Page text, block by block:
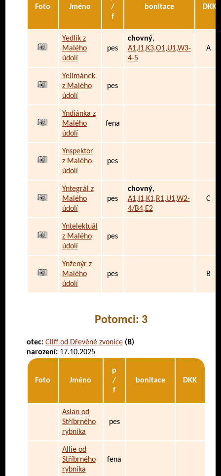
Foto Jméno
/
f
bonitace DKK
Yedlík z
Malého
údolí
pes
chovný,
A1,I1,K3,O1,U1,W3-
4-5
A
Yelimánek
z Malého
údolí
pes
Yndiánka z
Malého
údolí
fena
Ynspektor
z Malého
údolí
pes
Yntegrál z
Malého
údolí
pes
chovný,
A1,I1,K1,R1,U1,W2-
4/B4,E2
C
Yntelektuál
z Malého
údolí
pes
Ynženýr z
Malého
údolí
pes B
Potomci: 3
otec: Cliff od Dřevěné zvonice (B)
narození: 17.10.2025
Foto Jméno
p
/
f
bonitace DKK
Aslan od
Stříbrného
rybníka
pes
Allie od
Stříbrného
rybníka
fena